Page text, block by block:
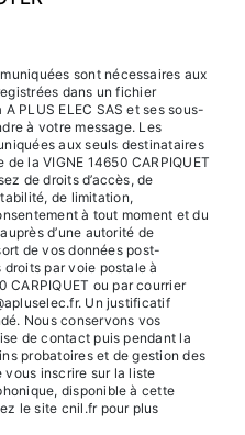
sont nécessaires aux
dans un fichier
PLUS ELEC SAS et ses sous-
à votre message. Les
aux seuls destinataires
de la VIGNE 14650 CARPIQUET
de droits d’accès, de
de limitation,
à tout moment et du
d’une autorité de
de vos données post-
droits par voie postale à
CARPIQUET ou par courrier
Un justificatif
Nous conservons vos
de contact puis pendant la
probatoires et de gestion des
vous inscrire sur la liste
disponible à cette
le site cnil.fr pour plus